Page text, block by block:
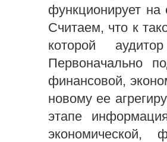
функционирует
Считаем, что к
которой
Первоначально
финансовой,
новому ее
этапе
экономической,